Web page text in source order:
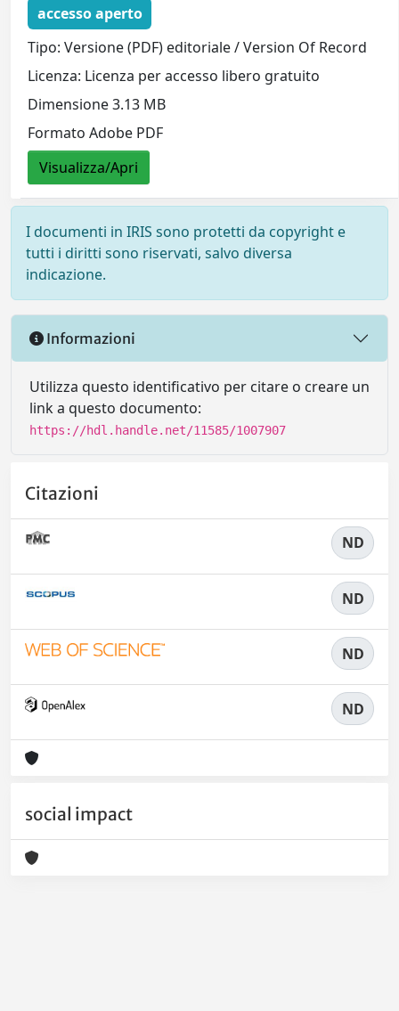
accesso aperto
Tipo: Versione (PDF) editoriale / Version Of Record
Licenza: Licenza per accesso libero gratuito
Dimensione 3.13 MB
Formato Adobe PDF
Visualizza/Apri
I documenti in IRIS sono protetti da copyright e
tutti i diritti sono riservati, salvo diversa
indicazione.
Informazioni
Utilizza questo identificativo per citare o creare un
link a questo documento:
https://hdl.handle.net/11585/1007907
Citazioni
ND
ND
ND
ND
social impact